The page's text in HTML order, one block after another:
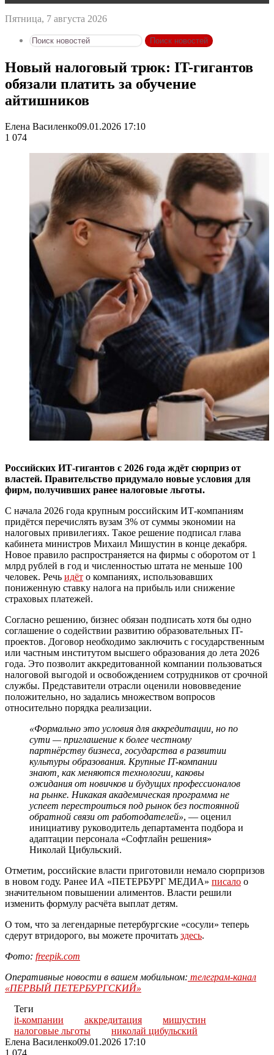
Пятница, 7 августа 2026
Поиск новостей
Новый налоговый трюк: IT-гигантов
обязали платить за обучение
айтишников
Елена Василенко09.01.2026 17:10
1 074
Российских ИТ-гигантов с 2026 года ждёт сюрприз от
властей. Правительство придумало новые условия для
фирм, получивших ранее налоговые льготы.
С начала 2026 года крупным российским ИТ-компаниям
придётся перечислять вузам 3% от суммы экономии на
налоговых привилегиях. Такое решение подписал глава
кабинета министров Михаил Мишустин в конце декабря.
Новое правило распространяется на фирмы с оборотом от 1
млрд рублей в год и численностью штата не меньше 100
человек. Речь идёт о компаниях, использовавших
пониженную ставку налога на прибыль или снижение
страховых платежей.
Согласно решению, бизнес обязан подписать хотя бы одно
соглашение о содействии развитию образовательных IT-
проектов. Договор необходимо заключить с государственным
или частным институтом высшего образования до лета 2026
года. Это позволит аккредитованной компании пользоваться
налоговой выгодой и освобождением сотрудников от срочной
службы. Представители отрасли оценили нововведение
положительно, но задались множеством вопросов
относительно порядка реализации.
«Формально это условия для аккредитации, но по
сути — приглашение к более честному
партнёрству бизнеса, государства в развитии
культуры образования. Крупные IT-компании
знают, как меняются технологии, каковы
ожидания от новичков и будущих профессионалов
на рынке. Никакая академическая программа не
успеет перестроиться под рынок без постоянной
обратной связи от работодателей», — оценил
инициативу руководитель департамента подбора и
адаптации персонала «Софтлайн решения»
Николай Цибульский.
Отметим, российские власти приготовили немало сюрпризов
в новом году. Ранее ИА «ПЕТЕРБУРГ МЕДИА» писало о
значительном повышении алиментов. Власти решили
изменить формулу расчёта выплат детям.
О том, что за легендарные петербургские «сосули» теперь
сдерут втридорого, вы можете прочитать здесь.
Фото: freepik.com
Оперативные новости в вашем мобильном: телеграм-канал
«ПЕРВЫЙ ПЕТЕРБУРГСКИЙ»
Теги
it-компании
аккредитация
мишустин
налоговые льготы
николай цибульский
Елена Василенко09.01.2026 17:10
1 074